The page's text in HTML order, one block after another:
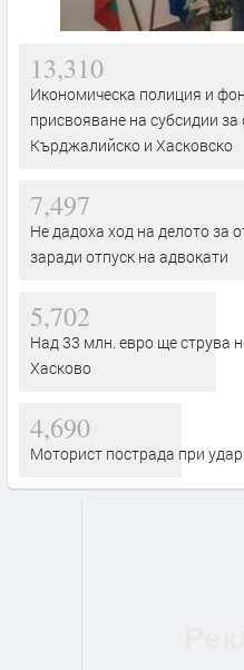
13,310
Икономическа полиция и
присвояване на субсидии
Кърджалийско и Хасковско
7,497
Не дадоха ход на делото за
заради отпуск на адвокати
5,702
Над 33 млн. евро ще струва
Хасково
4,690
Моторист пострада при